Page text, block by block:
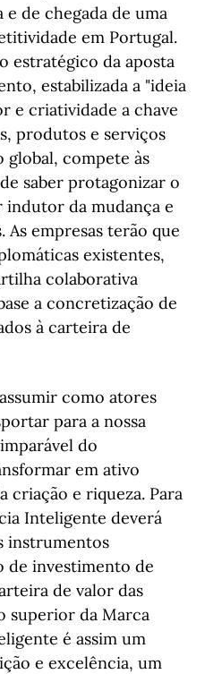
de chegada de uma
em Portugal.
estratégico da aposta
estabilizada a "ideia
e criatividade a chave
produtos e serviços
global, compete às
saber protagonizar o
da mudança e
empresas terão que
existentes,
colaborativa
a concretização de
à carteira de
como atores
para a nossa
do
em ativo
criação e riqueza. Para
Inteligente deverá
instrumentos
de investimento de
de valor das
superior da Marca
é assim um
e excelência, um